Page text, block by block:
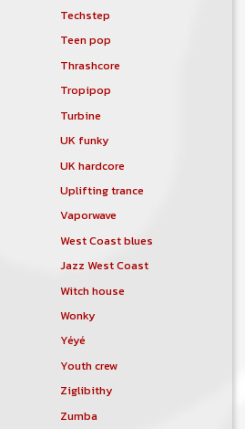
Techstep
Teen pop
Thrashcore
Tropipop
Turbine
UK funky
UK hardcore
Uplifting trance
Vaporwave
West Coast blues
Jazz West Coast
Witch house
Wonky
Yéyé
Youth crew
Ziglibithy
Zumba